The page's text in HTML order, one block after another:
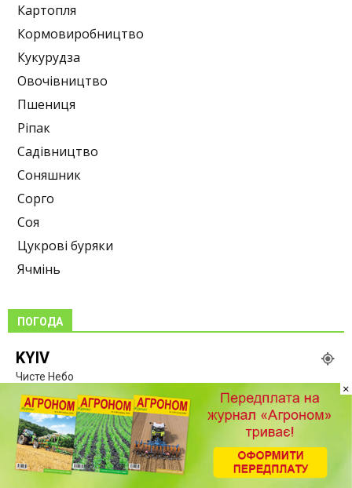
Картопля
Кормовиробництво
Кукурудза
Овочівництво
Пшениця
Ріпак
Садівництво
Соняшник
Сорго
Соя
Цукрові буряки
Ячмінь
ПОГОДА
KYIV
Чисте Небо
24.3 ° 24.3°
24.3°
3.8kmh 0 %
×